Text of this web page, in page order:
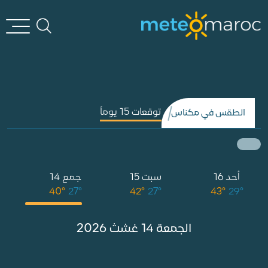
الطقس في مكناس توقعات 15 يوماً
جمع 14
40° 27°
سبت 15
42° 27°
أحد 16
43° 29°
الجمعة 14 غشث 2026